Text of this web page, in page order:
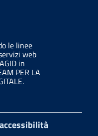
le linee
web
in
PER LA